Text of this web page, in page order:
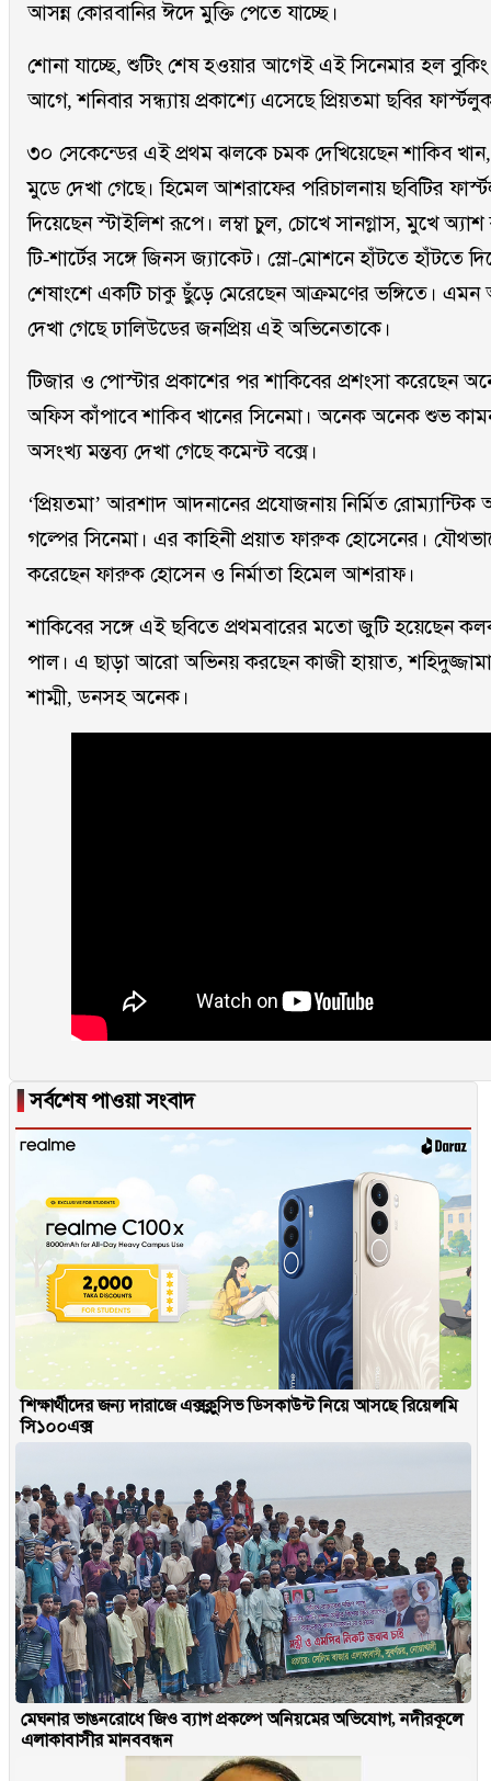
আসন্ন কোরবানির ঈদে মুক্তি পেতে যাচ্ছে।
শোনা যাচ্ছে, শুটিং শেষ হওয়ার আগেই এই সিনেমার হল
আগে, শনিবার সন্ধ্যায় প্রকাশ্যে এসেছে প্রিয়তমা ছবির
৩০ সেকেন্ডের এই প্রথম ঝলকে চমক দেখিয়েছেন শাকিব
মুডে দেখা গেছে। হিমেল আশরাফের পরিচালনায় ছবিটির
দিয়েছেন স্টাইলিশ রূপে। লম্বা চুল, চোখে সানগ্লাস, মুখে
টি-শার্টের সঙ্গে জিনস জ্যাকেট। স্লো-মোশনে হাঁটতে হাঁটতে
শেষাংশে একটি চাকু ছুঁড়ে মেরেছেন আক্রমণের ভঙ্গিতে।
দেখা গেছে ঢালিউডের জনপ্রিয় এই অভিনেতাকে।
টিজার ও পোস্টার প্রকাশের পর শাকিবের প্রশংসা করেছেন
অফিস কাঁপাবে শাকিব খানের সিনেমা। অনেক অনেক শুভ
অসংখ্য মন্তব্য দেখা গেছে কমেন্ট বক্সে।
‘প্রিয়তমা’ আরশাদ আদনানের প্রযোজনায় নির্মিত
গল্পের সিনেমা। এর কাহিনী প্রয়াত ফারুক হোসেনের।
করেছেন ফারুক হোসেন ও নির্মাতা হিমেল আশরাফ।
শাকিবের সঙ্গে এই ছবিতে প্রথমবারের মতো জুটি হয়েছেন
পাল। এ ছাড়া আরো অভিনয় করছেন কাজী হায়াত,
শাম্মী, ডনসহ অনেক।
▐সর্বশেষ পাওয়া সংবাদ
শিক্ষার্থীদের জন্য দারাজে এক্সক্লুসিভ ডিসকাউন্ট নিয়ে আসছে রিয়েলমি
সি১০০এক্স
মেঘনার ভাঙনরোধে জিও ব্যাগ প্রকল্পে অনিয়মের অভিযোগ, নদীরকূলে
এলাকাবাসীর মানববন্ধন